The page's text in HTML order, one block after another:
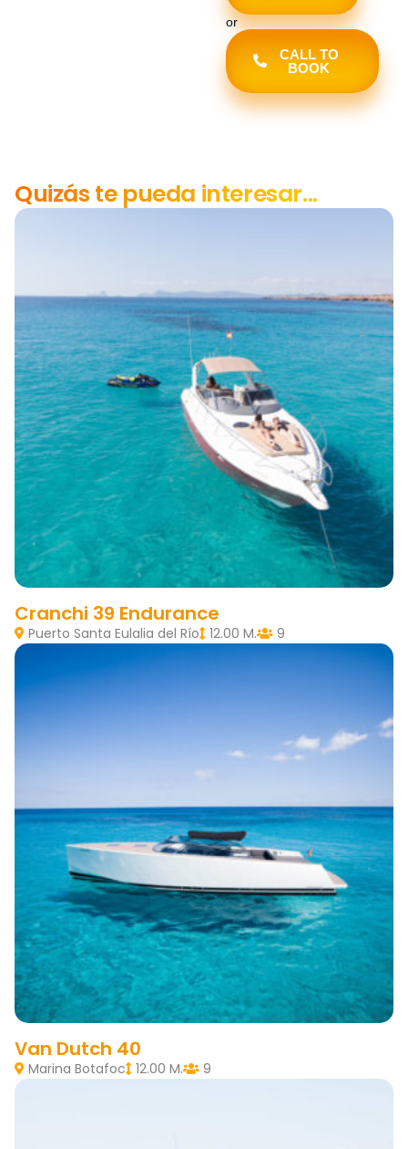
or
CALL TO
BOOK
Quizás te pueda interesar...
Cranchi 39 Endurance
Puerto Santa Eulalia del Río 12.00 M. 9
Van Dutch 40
Marina Botafoc 12.00 M. 9